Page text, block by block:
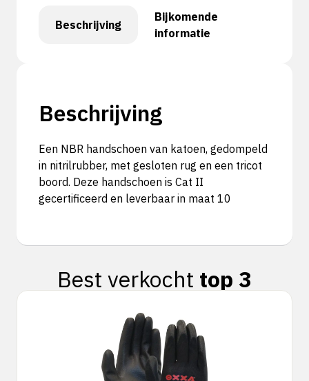
Beschrijving
Bijkomende
informatie
Beschrijving
Een NBR handschoen van katoen, gedompeld
in nitrilrubber, met gesloten rug en een tricot
boord. Deze handschoen is Cat II
gecertificeerd en leverbaar in maat 10
Best verkocht top 3